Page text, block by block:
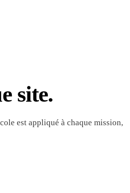
site.
est appliqué à chaque mission,